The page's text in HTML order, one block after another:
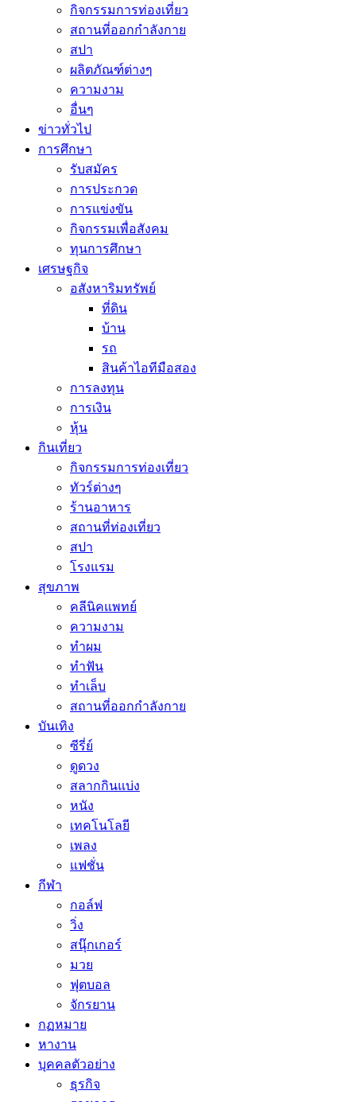
กิจกรรมการท่องเที่ยว
สถานที่ออกกำลังกาย
สปา
ผลิตภัณฑ์ต่างๆ
ความงาม
อื่นๆ
ข่าวทั่วไป
การศึกษา
รับสมัคร
การประกวด
การแข่งขัน
กิจกรรมเพื่อสังคม
ทุนการศึกษา
เศรษฐกิจ
อสังหาริมทรัพย์
ที่ดิน
บ้าน
รถ
สินค้าไอทีมือสอง
การลงทุน
การเงิน
หุ้น
กินเที่ยว
กิจกรรมการท่องเที่ยว
ทัวร์ต่างๆ
ร้านอาหาร
สถานที่ท่องเที่ยว
สปา
โรงแรม
สุขภาพ
คลีนิคแพทย์
ความงาม
ทำผม
ทำฟัน
ทำเล็บ
สถานที่ออกกำลังกาย
บันเทิง
ซีรี่ย์
ดูดวง
สลากกินแบ่ง
หนัง
เทคโนโลยี
เพลง
แฟชั่น
กีฬา
กอล์ฟ
วิ่ง
สนุ๊กเกอร์
มวย
ฟุตบอล
จักรยาน
กฏหมาย
หางาน
บุคคลตัวอย่าง
ธุรกิจ